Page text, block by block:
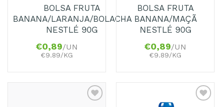
BOLSA FRUTA
BANANA/LARANJA/BOLACHA
NESTLÉ 90G
€0,89/UN
€9.89/KG
BOLSA FRUTA
BANANA/MAÇÃ
NESTLÉ 90G
€0,89/UN
€9.89/KG